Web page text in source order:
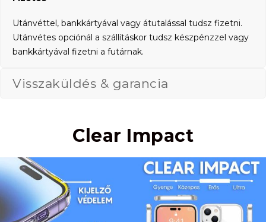
Utánvéttel, bankkártyával vagy átutalással tudsz fizetni.
Utánvétes opciónál a szállításkor tudsz készpénzzel vagy
bankkártyával fizetni a futárnak.
Visszaküldés & garancia
Clear Impact